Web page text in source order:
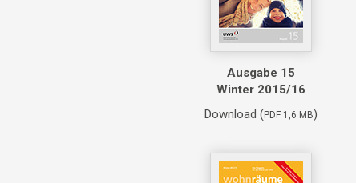
Ausgabe 15
Winter 2015/16
Download (PDF 1,6 MB)